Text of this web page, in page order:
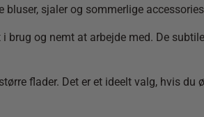
sjaler og sommerlige
brug og nemt at arbejde med. De
flader. Det er et ideelt valg, hvis du